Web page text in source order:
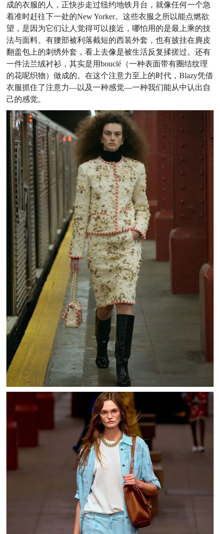
成的衣服的人，正快步走过纽约地铁月台，就像任何一个急
着准时赶往下一处的New Yorker。这些衣服之所以能点燃欲
望，是因为它们让人觉得可以接近，哪怕用的是最上乘的技
法与面料。有腰部被利落截短的西装外套，也有披挂在麂皮
翻盖包上的刺绣外套，看上去像是被生活反复揉搓过。还有
一件法兰绒衬衫，其实是用bouclé（一种表面带有圈结纹理
的花呢织物）做成的。在这个注意力至上的时代，Blazy凭借
衣服抓住了注意力―以 及一种感觉―一种我们能从中认出自
己的感觉。